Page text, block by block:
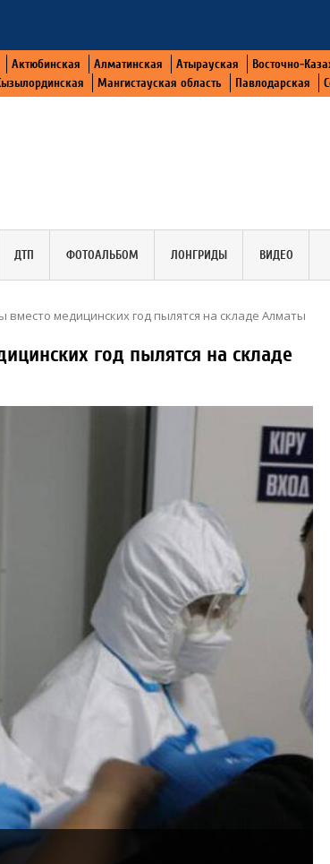
Актюбинская Алматинская Атырауская Восточно-
Мангистауская область Павлодарская
ДТП ФОТОАЛЬБОМ ЛОНГРИДЫ ВИДЕО
медицинских год пылятся на складе Алматы
год пылятся на складе